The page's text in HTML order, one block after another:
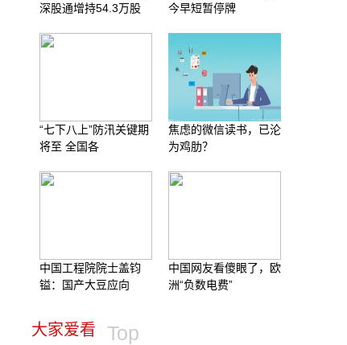
深股通增持54.3万股
今早短暂停牌
“七下八上”防汛关键期
将至 全国各
焦虑的微信读书，已沦
为鸡肋？
中国工程院院士盖钧
镒：国产大豆应向
中国网友看傻眼了，欧
洲“负数电费”
大家爱看 Top